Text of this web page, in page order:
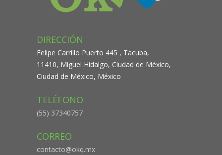
DIRECCIÓN
Felipe Carrillo Puerto 445 , Tacuba,
11410, Miguel Hidalgo, Ciudad de México,
Ciudad de México, México
TELÉFONO
(55) 37340757
CORREO
contacto@okq.mx